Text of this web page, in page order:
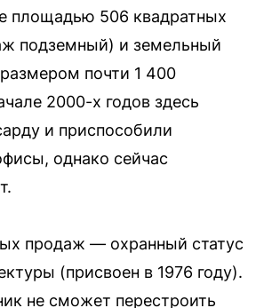
площадью 506 квадратных
подземный) и земельный
почти 1 400
2000-х годов здесь
и приспособили
однако сейчас
продаж — охранный статус
(присвоен в 1976 году).
не сможет перестроить